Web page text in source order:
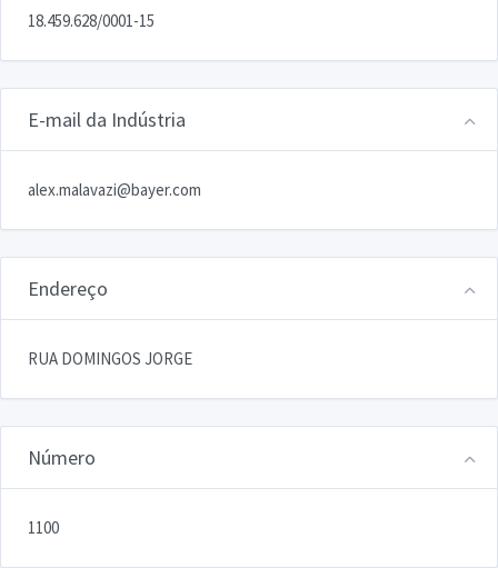
18.459.628/0001-15
E-mail da Indústria
alex.malavazi@bayer.com
Endereço
RUA DOMINGOS JORGE
Número
1100